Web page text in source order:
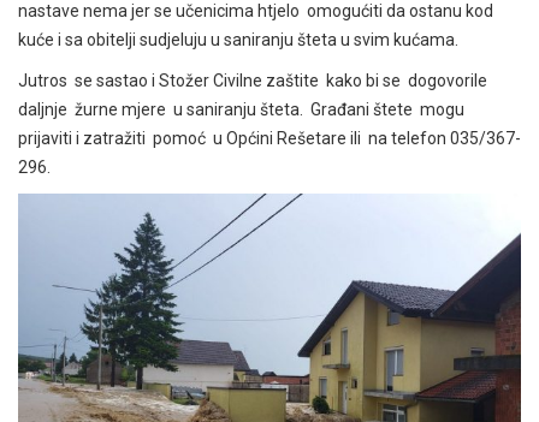
nastave nema jer se učenicima htjelo omogućiti da ostanu kod
kuće i sa obitelji sudjeluju u saniranju šteta u svim kućama.
Jutros se sastao i Stožer Civilne zaštite kako bi se dogovorile
daljnje žurne mjere u saniranju šteta. Građani štete mogu
prijaviti i zatražiti pomoć u Općini Rešetare ili na telefon 035/367-
296.